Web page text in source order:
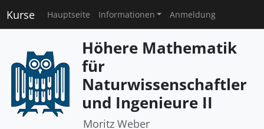
Kurse Hauptseite Informationen Anmeldung
Höhere Mathematik
für
Naturwissenschaftler
und Ingenieure II
Moritz Weber